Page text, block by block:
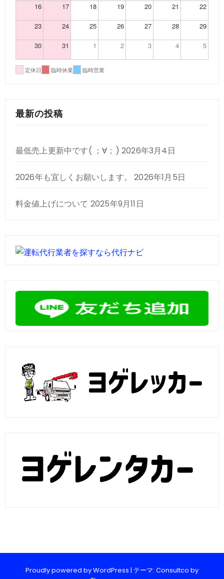
16 17 18 19 20 21 22
23 24 25 26 27 28 29
30 31 1 2 3 4 5
定休日 臨時休業 臨時営業
最新の投稿
最低売上更新中です( ；∀；) 2026年3月4日
2026年も宜しくお願いします。 2026年1月5日
料金値上げについて 2025年9月11日
Proudly powered by WordPress | テーマ: Consultco by